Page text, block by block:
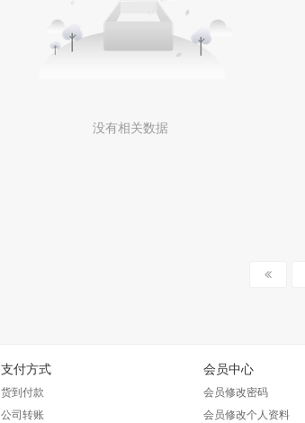
没有相关数据
支付方式
货到付款
公司转账
会员中心
会员修改密码
会员修改个人资料